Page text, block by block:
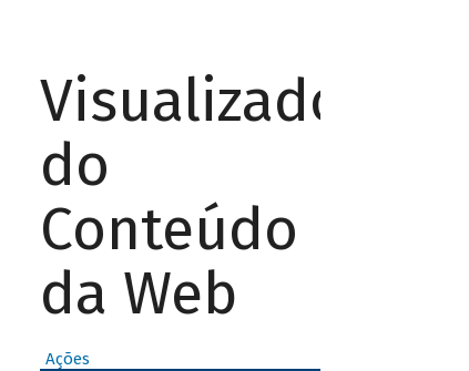
Visualizador
do
Conteúdo
da Web
Ações